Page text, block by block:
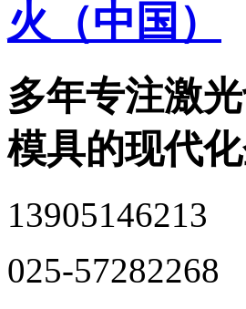
多年专注激
模具的现代
13905146213
025-57282268